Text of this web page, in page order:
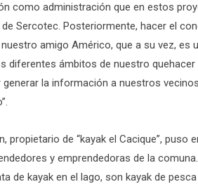
como administración que en estos
de Sercotec. Posteriormente, hacer el
amigo Américo, que a su vez, es
diferentes ámbitos de nuestro
la información a nuestros
propietario de “kayak el Cacique”,
y emprendedoras de la comuna.
de kayak en el lago, son kayak de